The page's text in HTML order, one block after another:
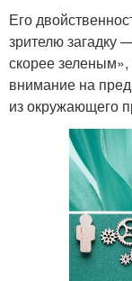
Его
зрителю загадку
скорее зеленым»,
внимание на
из окружающего